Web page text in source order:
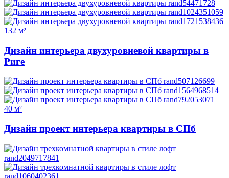
132 м²
Дизайн интерьера двухуровневой квартиры в
Риге
40 м²
Дизайн проект интерьера квартиры в СПб